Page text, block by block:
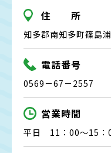
住 所
知多郡南知多町篠島
電話番号
0569－67－2557
営業時間
平日 11：00～15：